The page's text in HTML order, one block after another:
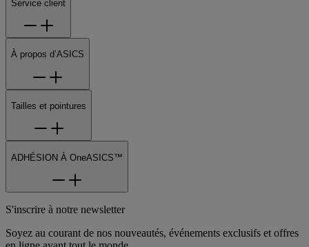
Service client
À propos d’ASICS
Tailles et pointures
ADHÉSION À OneASICS™
S'inscrire à notre newsletter
Soyez au courant de nos nouveautés, événements exclusifs et offres